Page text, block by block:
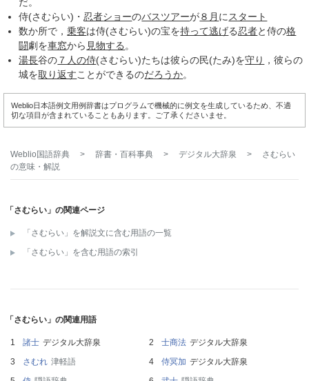
だ。
侍(さむらい)・忍者ショーのバスツアーが８月 にスタート
数か所で，乗客は侍(さむらい)の宝を持って逃げる忍者と侍の格
闘劇を車窓から 見物する。
湯長谷の ７人の侍(さむらい)たちは彼らの民(たみ)を守り ，彼らの
城を取り返すことができるのだろうか。
Weblio日本語例文用例辞書はプログラムで機械的に例文を生成しているため、不適
切な項目が含まれていることもあります。ご了承くださいませ。
Weblio国語辞典 > 辞書・百科事典 > デジタル大辞泉 >
さむらい
の意味・解説
「さむらい」の関連ページ
「さむらい」を解説文に含む用語の一覧
「さむらい」を含む用語の索引
「さむらい」の関連用語
諸士 デジタル大辞泉 士商法 デジタル大辞泉
さむれ 津軽語 侍冥加 デジタル大辞泉